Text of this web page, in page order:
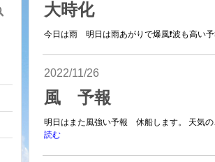
大時化
今日は雨 明日は雨あがりで爆風❗波も高い
2022/11/26
風 予報
明日はまた風強い予報 休船します。 天気
読む